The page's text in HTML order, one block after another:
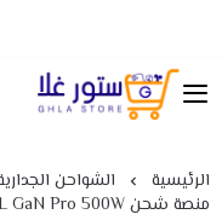
ستور غلا
الرئيسية
الشواحن
منصة شحن PIECELL GaN Pro 500W